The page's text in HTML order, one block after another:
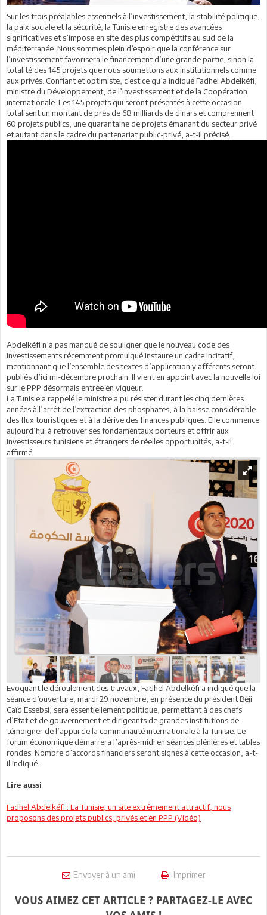
Sur les trois préalables essentiels à l’investissement, la stabilité politique,
la paix sociale et la sécurité, la Tunisie enregistre des avancées
significatives et s’impose en site des plus compétitifs au sud de la
méditerranée. Nous sommes plein d’espoir que la conférence sur
l’investissement favorisera le financement d’une grande partie, sinon la
totalité des 145 projets que nous soumettons aux institutionnels comme
aux privés. Confiant et optimiste, c’est ce qu’a indiqué Fadhel Abdelkéfi,
ministre du Développement, de l’Investissement et de la Coopération
internationale. Les 145 projets qui seront présentés à cette occasion
totalisent un montant de près de 68 milliards de dinars et comprennent
60 projets publics, une quarantaine de projets émanant du secteur privé
et autant dans le cadre du partenariat public-privé, a-t-il précisé.
Abdelkéfi n’a pas manqué de souligner que le nouveau code des
investissements récemment promulgué instaure un cadre incitatif,
mentionnant que l’ensemble des textes d’application y afférents seront
publiés d’ici mi-décembre prochain. Il vient en appoint avec la nouvelle loi
sur le PPP désormais entrée en vigueur.
La Tunisie a rappelé le ministre a pu résister durant les cinq dernières
années à l’arrêt de l’extraction des phosphates, à la baisse considérable
des flux touristiques et à la dérive des finances publiques. Elle commence
aujourd’hui à retrouver ses fondamentaux porteurs et offrir aux
investisseurs tunisiens et étrangers de réelles opportunités, a-t-il
affirmé.
Evoquant le déroulement des travaux, Fadhel Abdelkéfi a indiqué que la
séance d’ouverture, mardi 29 novembre, en présence du président Béji
Caïd Essebsi, sera essentiellement politique, permettant à des chefs
d’Etat et de gouvernement et dirigeants de grandes institutions de
témoigner de l’appui de la communauté internationale à la Tunisie. Le
forum économique démarrera l’après-midi en séances plénières et tables
rondes. Nombre d’accords financiers seront signés à cette occasion, a-t-
il indiqué.
Lire aussi
Fadhel Abdelkéfi : La Tunisie, un site extrêmement attractif, nous
proposons des projets publics, privés et en PPP (Vidéo)
Envoyer à un ami Imprimer
VOUS AIMEZ CET ARTICLE ? PARTAGEZ-LE AVEC